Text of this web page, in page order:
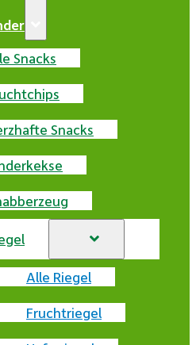
Snacks
Snacks
Alle Riegel
Fruchtriegel